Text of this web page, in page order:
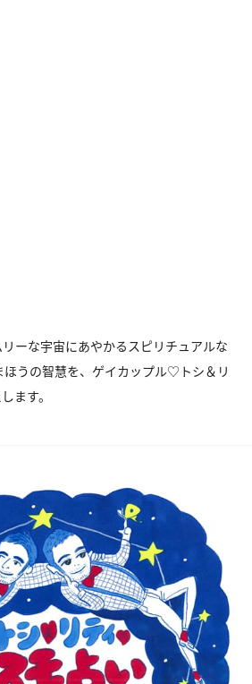
ーな宇宙にあやかるスピリチュアルな
ほうの智慧を、ゲイカップル♡トシ＆リ
ます。